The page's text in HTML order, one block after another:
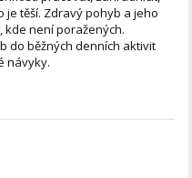
je těší. Zdravý pohyb a jeho
kde není poražených.
do běžných denních aktivit
návyky.